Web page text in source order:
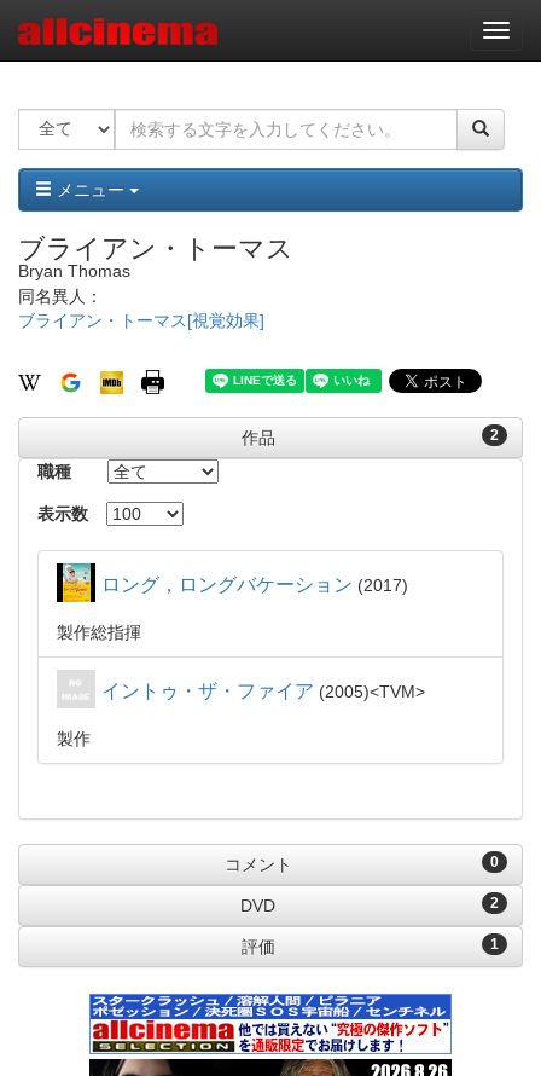
ナ
ビ
ー
ョ
ン
メニュー
ブライアン・トーマス
Bryan Thomas
同名異人：
ブライアン・トーマス[視覚効果]
2
作品
職種
表示数
ロング，ロングバケーション 2017
製作総指揮
イントゥ・ザ・ファイア 2005 TVM
製作
0
コメント
2
DVD
1
評価